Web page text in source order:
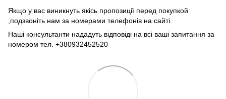
Якщо у вас виникнуть якісь пропозиції перед покупкой
,подзвоніть нам за номерами телефонів на сайті.
Наші консультанти нададуть відповіді на всі ваші запитання за
номером тел. +380932452520